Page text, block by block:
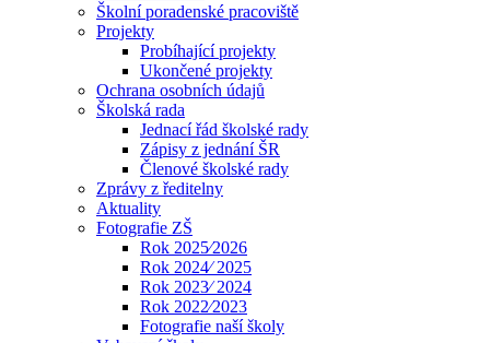
Školní poradenské pracoviště
Projekty
Probíhající projekty
Ukončené projekty
Ochrana osobních údajů
Školská rada
Jednací řád školské rady
Zápisy z jednání ŠR
Členové školské rady
Zprávy z ředitelny
Aktuality
Fotografie ZŠ
Rok 2025⁄2026
Rok 2024⁄ 2025
Rok 2023⁄ 2024
Rok 2022⁄2023
Fotografie naší školy